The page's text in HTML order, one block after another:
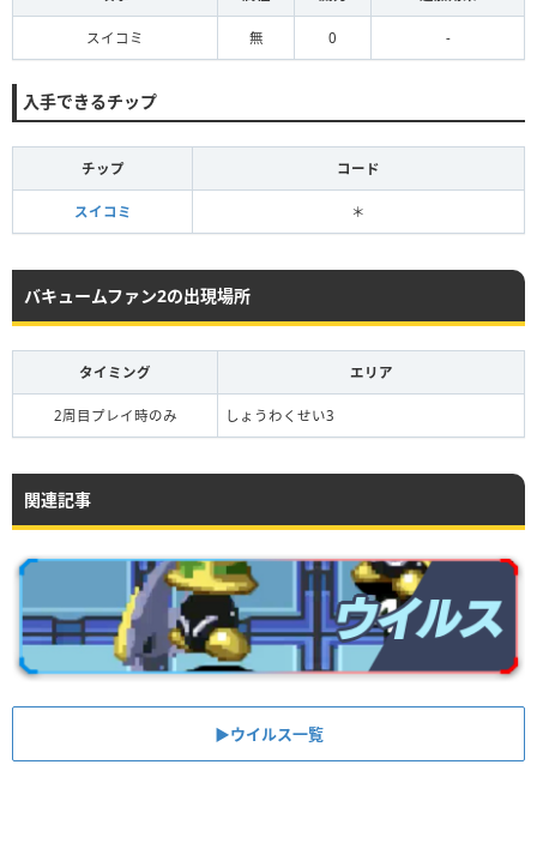
スイコミ 無 0 -
入手できるチップ
チップ コード
スイコミ ＊
バキュームファン2の出現場所
タイミング エリア
2周目プレイ時のみ しょうわくせい3
関連記事
▶︎ウイルス一覧